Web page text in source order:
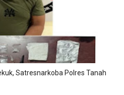
Satresnarkoba Polres Tanah